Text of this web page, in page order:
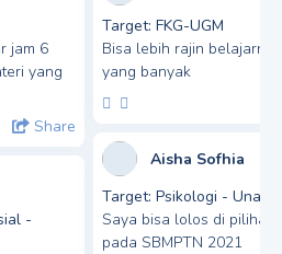
jam 6
yang
Share
-
Target: FKG-UGM
Bisa lebih rajin
yang banyak
Aisha Sofhia
Target: Psikologi - Unair
Saya bisa lolos di pilihan
pada SBMPTN 2021